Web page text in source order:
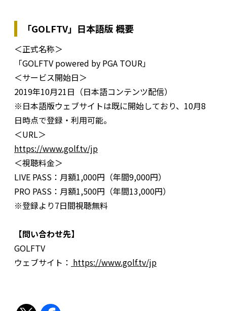
「GOLFTV」日本語版 概要
＜正式名称＞
「GOLFTV powered by PGA TOUR」
＜サービス開始日＞
2019年10月21日（日本語コンテンツ配信）
※日本語版ウェブサイトは既に開始しており、10月8
日時点で登録・利用可能。
＜URL＞
https://www.golf.tv/jp
＜視聴料金＞
LIVE PASS：月額1,000円（年間9,000円）
PRO PASS：月額1,500円（年間13,000円）
※登録より7日間視聴無料
【問い合わせ先】
GOLFTV
ウェブサイト： https://www.golf.tv/jp